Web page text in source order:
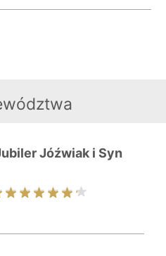
Jóźwiak i Syn